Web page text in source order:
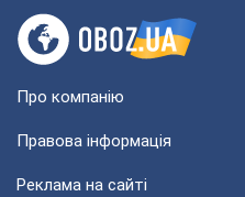
Про компанію
Правова інформація
Реклама на сайті